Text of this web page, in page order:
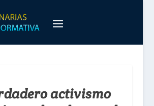
activismo